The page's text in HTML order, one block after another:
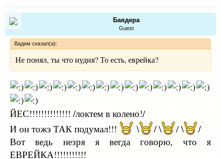
Баядера
Guest
Вадим сказал(а):
Не понял, ты что иудия? То есть, еврейка?
ЙЕС!!!!!!!!!!!!!! /локтем в колено!/
И он тожэ ТАК подумал!!!
\ / \ / \
/
Вот ведь незря я вегда говорю, что я
ЕВРЕЙКА!!!!!!!!!!!